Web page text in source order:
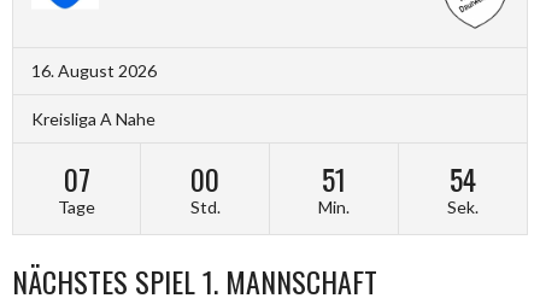
16. August 2026
Kreisliga A Nahe
07
Tage
00
Std.
51
Min.
53
Sek.
NÄCHSTES SPIEL 1. MANNSCHAFT